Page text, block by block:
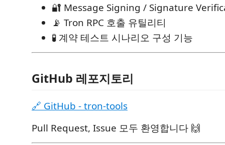
🔐 Message Signing / Signature
📡 Tron RPC 호출 유틸리티
🧪 계약 테스트 시나리오 구성 기능
GitHub 레포지토리
🔗 GitHub - tron-tools
Pull Request, Issue 모두 환영합니다 🙌